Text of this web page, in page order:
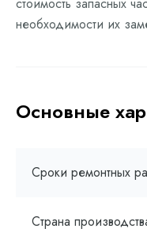
необходимости их
Основные
Сроки ремонтных
Страна